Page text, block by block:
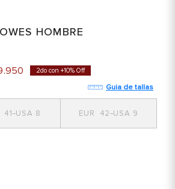
HOMBRE
.950 2do con +10% Off
Guia de tallas
8
41 9
42